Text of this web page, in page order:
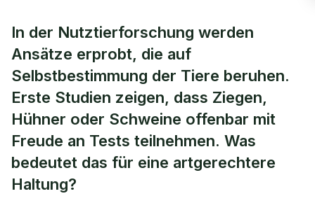
BIOLOGIE
Wenn Tiere richtig Bock zu lernen
haben
In der Nutztierforschung werden
Ansätze erprobt, die auf
Selbstbestimmung der Tiere beruhen.
Erste Studien zeigen, dass Ziegen,
Hühner oder Schweine offenbar mit
Freude an Tests teilnehmen. Was
bedeutet das für eine artgerechtere
Haltung?